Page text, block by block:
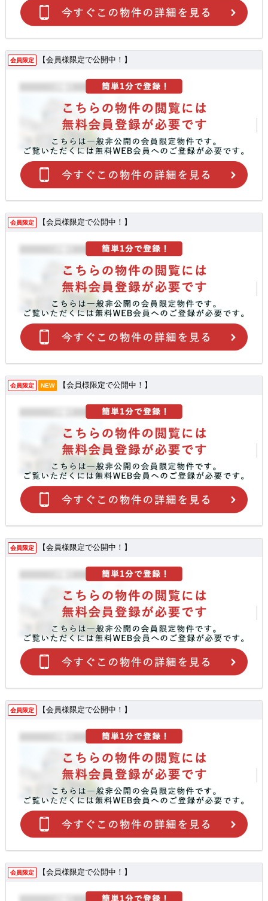
会員限定 【会員様限定で公開中！】
会員限定 【会員様限定で公開中！】
会員限定 NEW 【会員様限定で公開中！】
会員限定 【会員様限定で公開中！】
会員限定 【会員様限定で公開中！】
会員限定 【会員様限定で公開中！】